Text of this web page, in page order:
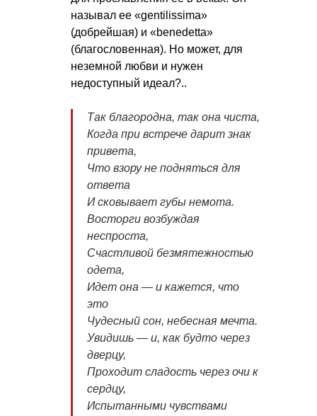
называл ее «gentilissima»
(добрейшая) и «benedetta»
(благословенная). Но может, для
неземной любви и нужен
недоступный идеал?..
Так благородна, так она чиста,
Когда при встрече дарит знак
привета,
Что взору не подняться для
ответа
И сковывает губы немота.
Восторги возбуждая
неспроста,
Счастливой безмятежностью
одета,
Идет она — и кажется, что
это
Чудесный сон, небесная мечта.
Увидишь — и, как будто через
дверцу,
Проходит сладость через очи к
сердцу,
Испытанными чувствами